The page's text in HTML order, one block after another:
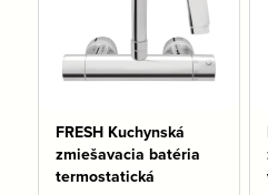
FRESH Kuchynská
zmiešavacia batéria
termostatická